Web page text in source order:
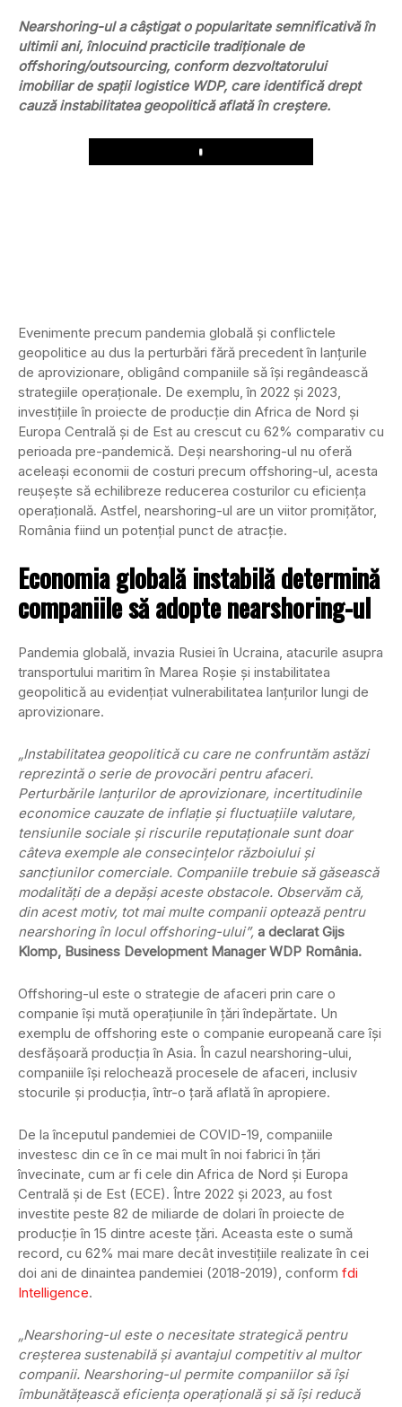
Nearshoring-ul a câștigat o popularitate semnificativă în
ultimii ani, înlocuind practicile tradiționale de
offshoring/outsourcing, conform dezvoltatorului
imobiliar de spații logistice WDP, care identifică drept
cauză instabilitatea geopolitică aflată în creștere.
Play
Evenimente precum pandemia globală și conflictele
geopolitice au dus la perturbări fără precedent în lanțurile
de aprovizionare, obligând companiile să își regândească
strategiile operaționale. De exemplu, în 2022 și 2023,
investițiile în proiecte de producție din Africa de Nord și
Europa Centrală și de Est au crescut cu 62% comparativ cu
perioada pre-pandemică. Deși nearshoring-ul nu oferă
aceleași economii de costuri precum offshoring-ul, acesta
reușește să echilibreze reducerea costurilor cu eficiența
operațională. Astfel, nearshoring-ul are un viitor promițător,
România fiind un potențial punct de atracție.
Economia globală instabilă determină
companiile să adopte nearshoring-ul
Pandemia globală, invazia Rusiei în Ucraina, atacurile asupra
transportului maritim în Marea Roșie și instabilitatea
geopolitică au evidențiat vulnerabilitatea lanțurilor lungi de
aprovizionare.
„Instabilitatea geopolitică cu care ne confruntăm astăzi
reprezintă o serie de provocări pentru afaceri.
Perturbările lanțurilor de aprovizionare, incertitudinile
economice cauzate de inflație și fluctuațiile valutare,
tensiunile sociale și riscurile reputaționale sunt doar
câteva exemple ale consecințelor războiului și
sancțiunilor comerciale. Companiile trebuie să găsească
modalități de a depăși aceste obstacole. Observăm că,
din acest motiv, tot mai multe companii optează pentru
nearshoring în locul offshoring-ului”, a declarat Gijs
Klomp, Business Development Manager WDP România.
Offshoring-ul este o strategie de afaceri prin care o
companie își mută operațiunile în țări îndepărtate. Un
exemplu de offshoring este o companie europeană care își
desfășoară producția în Asia. În cazul nearshoring-ului,
companiile își relochează procesele de afaceri, inclusiv
stocurile și producția, într-o țară aflată în apropiere.
De la începutul pandemiei de COVID-19, companiile
investesc din ce în ce mai mult în noi fabrici în țări
învecinate, cum ar fi cele din Africa de Nord și Europa
Centrală și de Est (ECE). Între 2022 și 2023, au fost
investite peste 82 de miliarde de dolari în proiecte de
producție în 15 dintre aceste țări. Aceasta este o sumă
record, cu 62% mai mare decât investițiile realizate în cei
doi ani de dinaintea pandemiei (2018-2019), conform fdi
Intelligence.
„Nearshoring-ul este o necesitate strategică pentru
creșterea sustenabilă și avantajul competitiv al multor
companii. Nearshoring-ul permite companiilor să își
îmbunătățească eficiența operațională și să își reducă